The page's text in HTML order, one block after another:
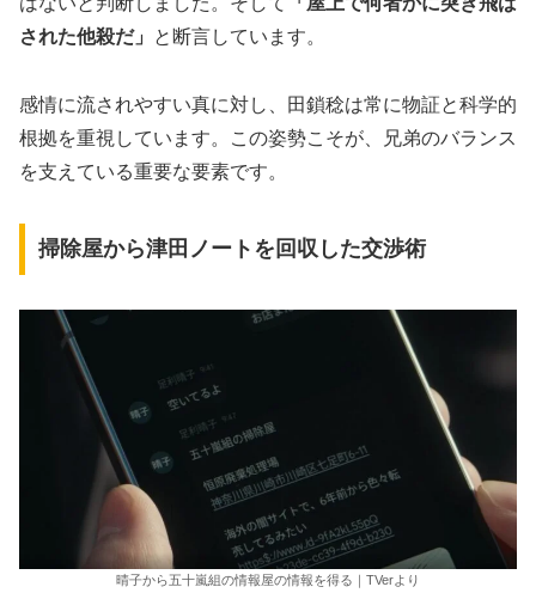
された他殺だ」
と断言しています。
感情に流されやすい真に対し、田鎖稔は常に物証と科学的
根拠を重視しています。この姿勢こそが、兄弟のバランス
を支えている重要な要素です。
掃除屋から津田ノートを回収した交渉術
晴子から五十嵐組の情報屋の情報を得る｜TVerより